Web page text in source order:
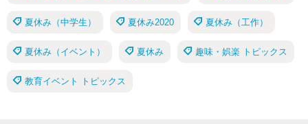
夏休み（中学生） 夏休み2020 夏休み（工作）
夏休み（イベント） 夏休み 趣味・娯楽 トピックス
教育イベント トピックス